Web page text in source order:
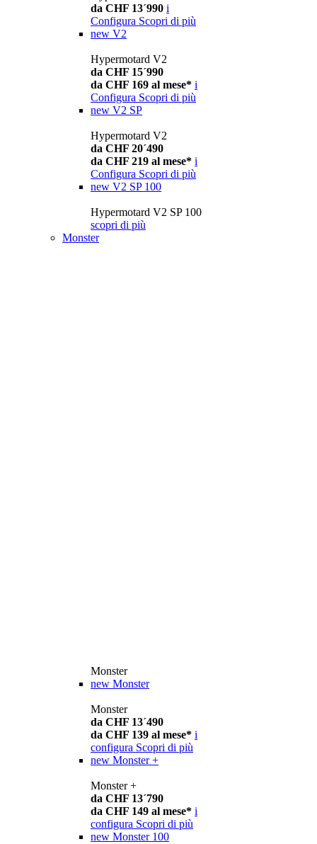
da CHF 13´990 i
Configura Scopri di più
new V2
Hypermotard V2
da CHF 15´990
da CHF 169 al mese* i
Configura Scopri di più
new V2 SP
Hypermotard V2
da CHF 20´490
da CHF 219 al mese* i
Configura Scopri di più
new V2 SP 100
Hypermotard V2 SP 100
scopri di più
Monster
Monster
new Monster
Monster
da CHF 13´490
da CHF 139 al mese* i
configura Scopri di più
new Monster +
Monster +
da CHF 13´790
da CHF 149 al mese* i
configura Scopri di più
new Monster 100